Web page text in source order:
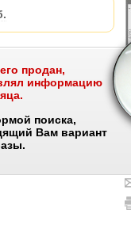
продан,
информацию
поиска,
Вам вариант
Объект на карте